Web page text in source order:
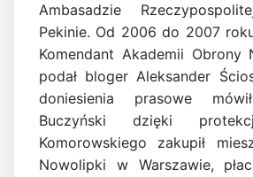
Ambasadzie
Pekinie. Od 2006 do 2007
Komendant Akademii Obrony
podał bloger Aleksander
doniesienia prasowe
Buczyński dzięki
Komorowskiego zakupił
Nowolipki w Warszawie,